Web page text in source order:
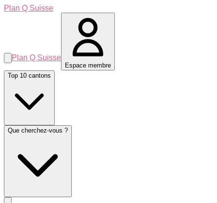
Plan Q Suisse
Plan Q Suisse
Espace membre
Top 10 cantons
Que cherchez-vous ?